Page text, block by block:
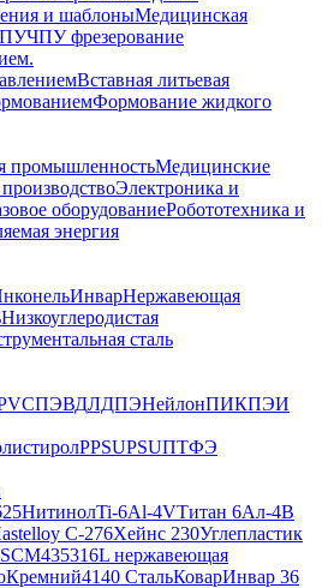
и шаблоныМедицинская
ЧПУ фрезерование
Вставная литьевая
Формование жидкого
промышленностьМедицинские
Электроника и
оборудованиеРобототехника и
энергия
ИнварНержавеющая
Низкоуглеродистая
сталь
ПЭВДЛДПЭНейлонПИКПЭИ
PPSUPSUПТФЭ
НитинолTi-6Al-4VТитан 6Ал-4В
C-276Хейнс 230Углепластик
SCM435316L нержавеющая
Кремний4140 СтальКоварИнвар 36